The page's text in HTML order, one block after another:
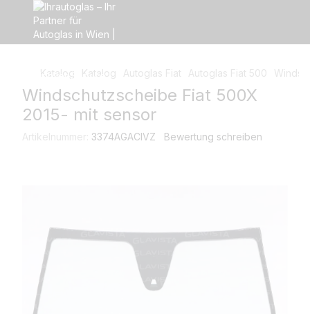
Katalog Katalog Autoglas Fiat Autoglas Fiat 500
Windschutzscheibe Fiat 500X
2015- mit sensor
Artikelnummer: 3374AGACIVZ Bewertung schreiben